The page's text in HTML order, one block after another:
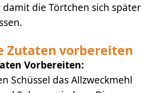
die Törtchen sich später
Zutaten vorbereiten
Vorbereiten:
Schüssel das Allzweckmehl